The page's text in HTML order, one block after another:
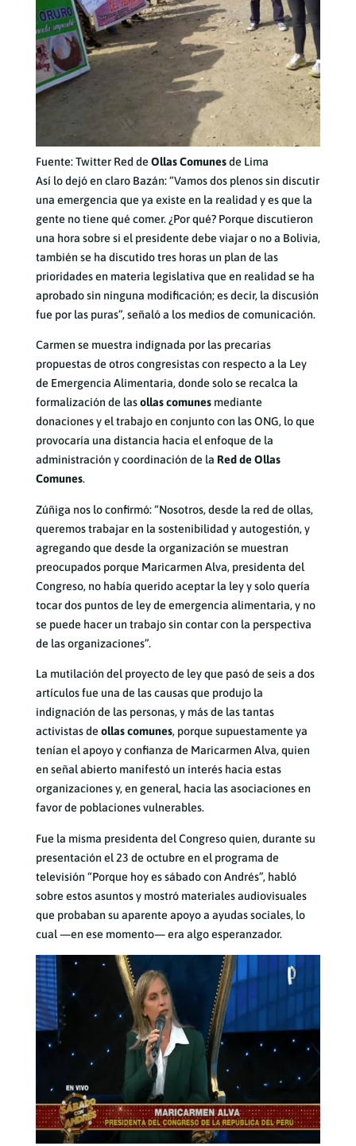
Fuente: Twitter Red de Ollas Comunesde Lima
Así lo dejó en claro Bazán: “Vamos dos plenos sin discutir
una emergencia que ya existe en la realidad y es que la
gente no tiene qué comer. ¿Por qué? Porque discutieron
una hora sobre si el presidente debe viajar o no a Bolivia,
también se ha discutido tres horas un plan de las
prioridades en materia legislativa que en realidad se ha
aprobado sin ninguna modificación; es decir, la discusión
fue por las puras”, señaló a los medios de comunicación.
Carmen se muestra indignada por las precarias
propuestas de otros congresistas con respecto a la Ley
de Emergencia Alimentaria, donde solo se recalca la
formalización de lasollas comunesmediante
donaciones y el trabajo en conjunto con las ONG, lo que
provocaría una distancia hacia el enfoque de la
administración y coordinación de la Red de Ollas
Comunes.
Zúñiga nos lo confirmó: “Nosotros, desde la red de ollas,
queremos trabajar en la sostenibilidad y autogestión, y
agregando que desde la organización se muestran
preocupados porque Maricarmen Alva, presidenta del
Congreso, no había querido aceptar la ley y solo quería
tocar dos puntos de ley de emergencia alimentaria, y no
se puede hacer un trabajo sin contar con la perspectiva
de las organizaciones”.
La mutilación del proyecto de ley que pasó de seis a dos
artículos fue una de las causas que produjo la
indignación de las personas, y más de las tantas
activistas de ollas comunes, porque supuestamente ya
tenían el apoyo y confianza de Maricarmen Alva, quien
en señal abierto manifestó un interés hacia estas
organizaciones y, en general, hacia las asociaciones en
favor de poblaciones vulnerables.
Fue la misma presidenta del Congreso quien, durante su
presentación el 23 de octubre en el programa de
televisión “Porque hoy es sábado con Andrés”, habló
sobre estos asuntos y mostró materiales audiovisuales
que probaban su aparente apoyo a ayudas sociales, lo
cual —en ese momento— era algo esperanzador.